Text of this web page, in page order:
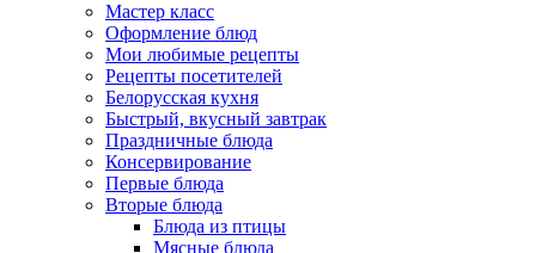
Мастер класс
Оформление блюд
Мои любимые рецепты
Рецепты посетителей
Белорусская кухня
Быстрый, вкусный завтрак
Праздничные блюда
Консервирование
Первые блюда
Вторые блюда
Блюда из птицы
Мясные блюда